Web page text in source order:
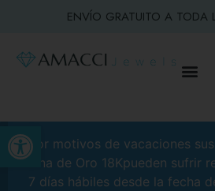
Abrir barra de herramientas
ENVÍO GRATUITO A TODA
Por motivos de vacaciones
Fina de Oro 18Kpueden sufrir
7 días hábiles desde la fecha